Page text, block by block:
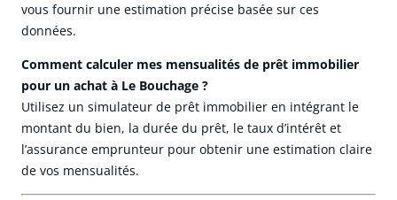
vous fournir une estimation précise basée sur ces
données.
Comment calculer mes mensualités de prêt immobilier
pour un achat à Le Bouchage ?
Utilisez un simulateur de prêt immobilier en intégrant le
montant du bien, la durée du prêt, le taux d’intérêt et
l’assurance emprunteur pour obtenir une estimation claire
de vos mensualités.